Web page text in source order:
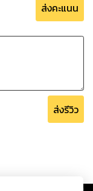
ส่งคะแนน
ส่งรีวิว